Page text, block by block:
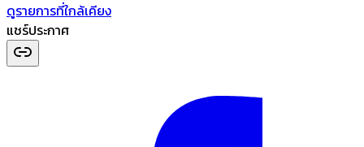
ดูรายการที่ใกล้เคียง
แชร์ประกาศ